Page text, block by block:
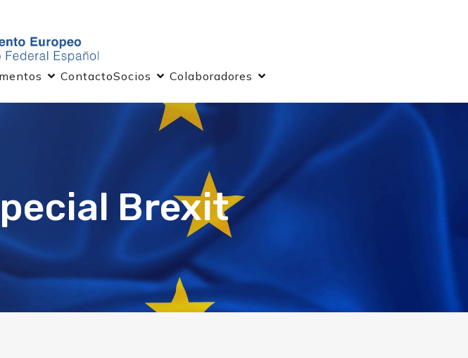
ContactoSocios Colaboradores
Brexit